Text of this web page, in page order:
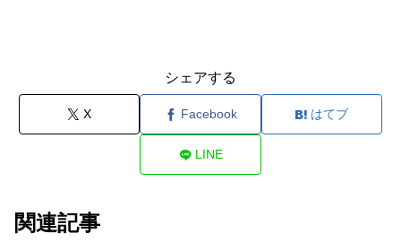
シェアする
X Facebook はてブ
LINE
関連記事